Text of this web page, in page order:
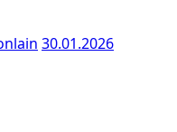
30.01.2026